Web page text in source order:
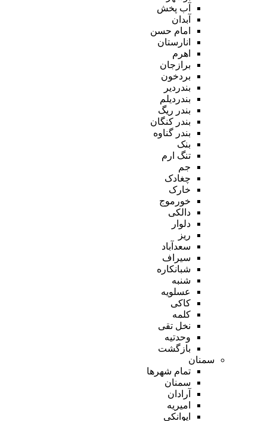
آب پخش
آبدان
امام حسن
انارستان
اهرم
برازجان
بردخون
بندردیر
بندردیلم
بندر ریگ
بندر کنگان
بندر گناوه
بنک
تنگ ارم
جم
چغادک
خارک
خورموج
دالکی
دلوار
ریز
سعدآباد
سیراف
شبانکاره
شنبه
عسلویه
کاکی
کلمه
نخل تقی
وحدتیه
بازگشت
سمنان
تمام شهر‌ها
سمنان
آرادان
امیریه
ایوانکی